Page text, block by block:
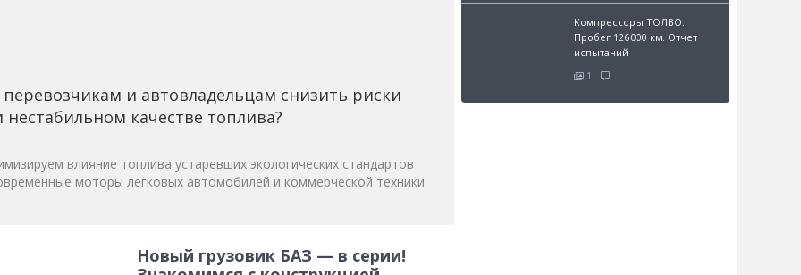
перевозчикам и автовладельцам снизить риски
нестабильном качестве топлива?
влияние топлива устаревших экологических стандартов
моторы легковых автомобилей и коммерческой техники.
Новый грузовик БАЗ — в серии!
Компрессоры ТОЛВО.
Пробег 126 000 км. Отчет
испытаний
1